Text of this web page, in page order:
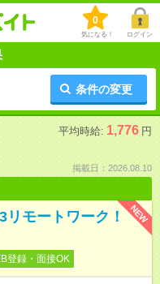
0
気になる！ ログイン
条件の変更
平均時給: 1,776 円
掲載日：2026.08.10
NEW
モートワーク！
登録・面接OK